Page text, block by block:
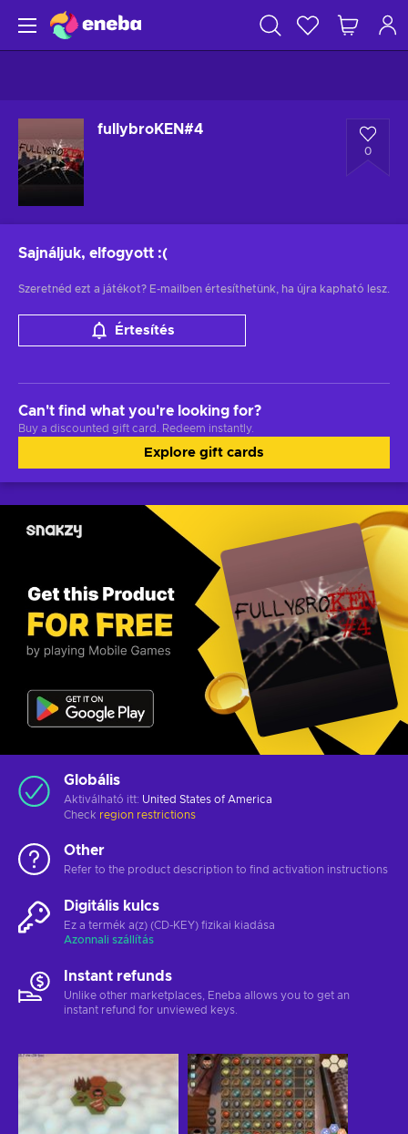
fullybroKEN#4
0
Sajnáljuk, elfogyott :(
Szeretnéd ezt a játékot? E-mailben értesíthetünk, ha újra kapható lesz.
Értesítés
Can't find what you're looking for?
Buy a discounted gift card. Redeem instantly.
Explore gift cards
Globális
Aktiválható itt: United States of America
Check region restrictions
Other
Refer to the product description to find activation instructions
Digitális kulcs
Ez a termék a(z) (CD-KEY) fizikai kiadása
Azonnali szállítás
Instant refunds
Unlike other marketplaces, Eneba allows you to get an
instant refund for unviewed keys.